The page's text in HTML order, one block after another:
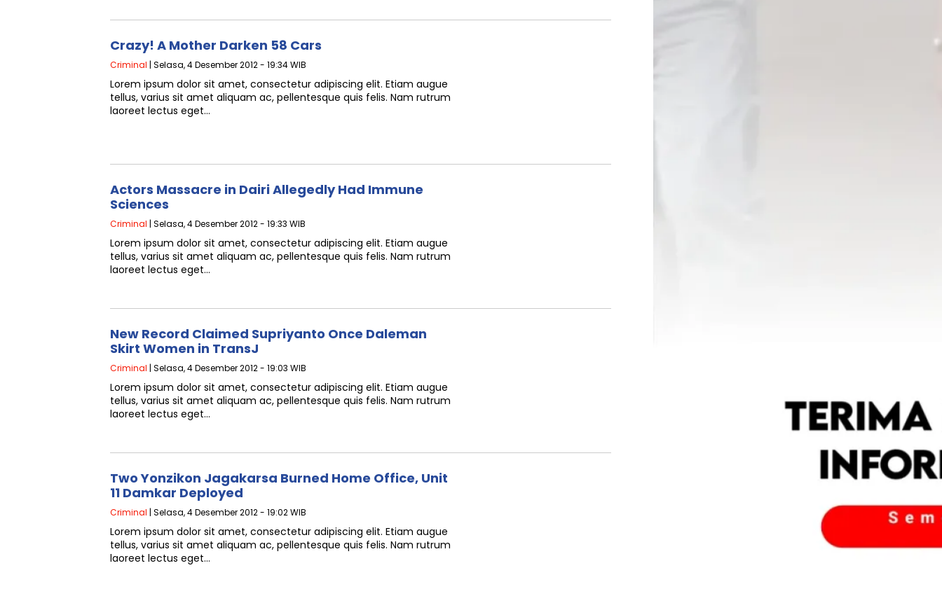
Crazy! A Mother Darken 58 Cars
Criminal | Selasa, 4 Desember 2012 - 19:34 WIB
Lorem ipsum dolor sit amet, consectetur adipiscing elit. Etiam augue
tellus, varius sit amet aliquam ac, pellentesque quis felis. Nam rutrum
laoreet lectus eget…
Actors Massacre in Dairi Allegedly Had Immune
Sciences
Criminal | Selasa, 4 Desember 2012 - 19:33 WIB
Lorem ipsum dolor sit amet, consectetur adipiscing elit. Etiam augue
tellus, varius sit amet aliquam ac, pellentesque quis felis. Nam rutrum
laoreet lectus eget…
New Record Claimed Supriyanto Once Daleman
Skirt Women in TransJ
Criminal | Selasa, 4 Desember 2012 - 19:03 WIB
Lorem ipsum dolor sit amet, consectetur adipiscing elit. Etiam augue
tellus, varius sit amet aliquam ac, pellentesque quis felis. Nam rutrum
laoreet lectus eget…
Two Yonzikon Jagakarsa Burned Home Office, Unit
11 Damkar Deployed
Criminal | Selasa, 4 Desember 2012 - 19:02 WIB
Lorem ipsum dolor sit amet, consectetur adipiscing elit. Etiam augue
tellus, varius sit amet aliquam ac, pellentesque quis felis. Nam rutrum
laoreet lectus eget…